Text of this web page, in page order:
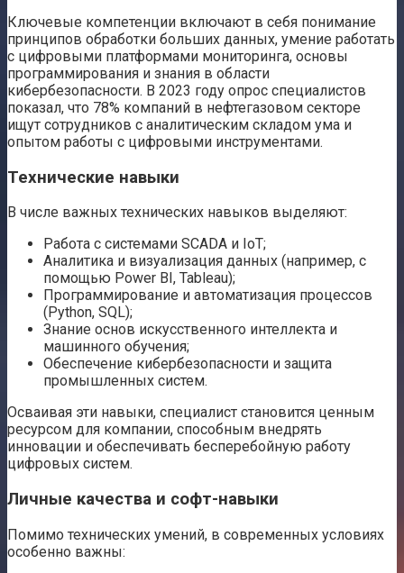
Ключевые компетенции включают в себя понимание
принципов обработки больших данных, умение работать
с цифровыми платформами мониторинга, основы
программирования и знания в области
кибербезопасности. В 2023 году опрос специалистов
показал, что 78% компаний в нефтегазовом секторе
ищут сотрудников с аналитическим складом ума и
опытом работы с цифровыми инструментами.
Технические навыки
В числе важных технических навыков выделяют:
Работа с системами SCADA и IoT;
Аналитика и визуализация данных (например, с
помощью Power BI, Tableau);
Программирование и автоматизация процессов
(Python, SQL);
Знание основ искусственного интеллекта и
машинного обучения;
Обеспечение кибербезопасности и защита
промышленных систем.
Осваивая эти навыки, специалист становится ценным
ресурсом для компании, способным внедрять
инновации и обеспечивать бесперебойную работу
цифровых систем.
Личные качества и софт-навыки
Помимо технических умений, в современных условиях
особенно важны: